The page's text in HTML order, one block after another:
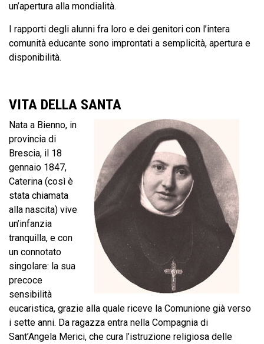
un’apertura alla mondialità.
I rapporti degli alunni fra loro e dei genitori con l’intera
comunità educante sono improntati a semplicità, apertura e
disponibilità.
VITA DELLA SANTA
Nata a Bienno, in
provincia di
Brescia, il 18
gennaio 1847,
Caterina (così è
stata chiamata
alla nascita) vive
un’infanzia
tranquilla, e con
un connotato
singolare: la sua
precoce
sensibilità
eucaristica, grazie alla quale riceve la Comunione già verso
i sette anni. Da ragazza entra nella Compagnia di
Sant’Angela Merici, che cura l’istruzione religiosa delle